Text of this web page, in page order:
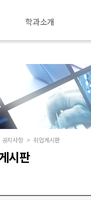
학과소개
공지사항 > 취업게시판
시판